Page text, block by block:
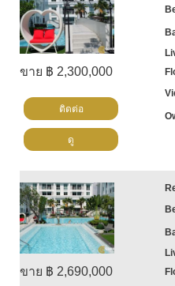
ขาย ฿ 2,300,000
ติดต่อ
ดู
ขาย ฿ 2,690,000